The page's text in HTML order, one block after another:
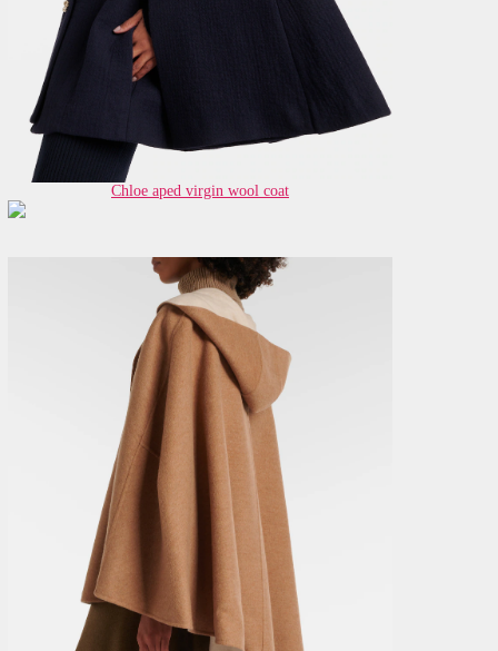
Chloe aped virgin wool coat